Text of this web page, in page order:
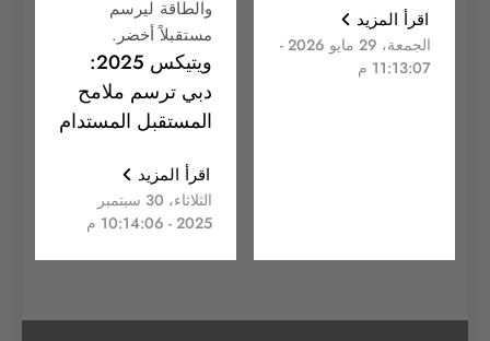
اقرأ المزيد
الجمعة، 29 مايو 2026 -
11:13:07 م
والطاقة ليرسم
مستقبلاً أخضر.
ويتيكس 2025:
دبي ترسم ملامح
المستقبل المستدام
اقرأ المزيد
الثلاثاء، 30 سبتمبر
2025 - 10:14:06 م